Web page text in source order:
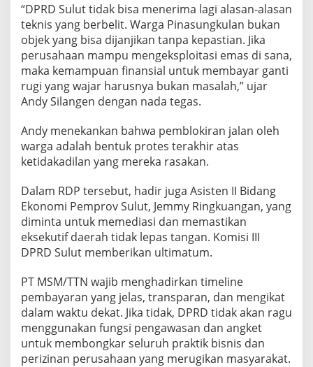
“DPRD Sulut tidak bisa menerima lagi alasan-alasan
teknis yang berbelit. Warga Pinasungkulan bukan
objek yang bisa dijanjikan tanpa kepastian. Jika
perusahaan mampu mengeksploitasi emas di sana,
maka kemampuan finansial untuk membayar ganti
rugi yang wajar harusnya bukan masalah,” ujar
Andy Silangen dengan nada tegas.
Andy menekankan bahwa pemblokiran jalan oleh
warga adalah bentuk protes terakhir atas
ketidakadilan yang mereka rasakan.
Dalam RDP tersebut, hadir juga Asisten II Bidang
Ekonomi Pemprov Sulut, Jemmy Ringkuangan, yang
diminta untuk memediasi dan memastikan
eksekutif daerah tidak lepas tangan. Komisi III
DPRD Sulut memberikan ultimatum.
PT MSM/TTN wajib menghadirkan timeline
pembayaran yang jelas, transparan, dan mengikat
dalam waktu dekat. Jika tidak, DPRD tidak akan ragu
menggunakan fungsi pengawasan dan angket
untuk membongkar seluruh praktik bisnis dan
perizinan perusahaan yang merugikan masyarakat.